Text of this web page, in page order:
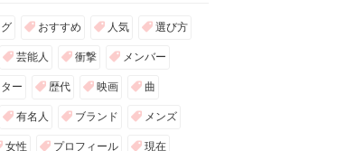
おすすめ 人気 選び方
芸能人 衝撃 メンバー
ー 歴代 映画 曲
有名人 ブランド メンズ
女性 プロフィール 現在